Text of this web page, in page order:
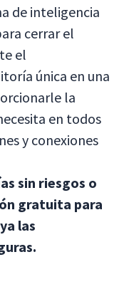
de inteligencia
cerrar el
el
única en una
la
en todos
y conexiones
sin riesgos o
gratuita para
las